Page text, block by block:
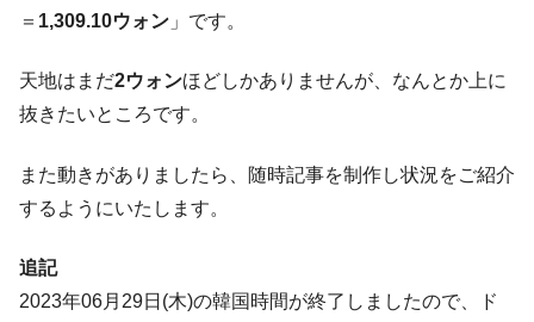
『Money1』
韓国鉄鋼最大手『POSCO』ズブズブ沈む。
『Money1』
米国下院「韓国の公務員個人をターゲット
にぶん殴る法案」提出！⇒ クーパン問題は合衆国企業に対
『Money1』
韓国ボンクラ政策室長･金容範、株価暴落に
他人事のような発言。
業績「史上最高益」当期純利益は前年同期比13.4倍に。
韓国･加徳島新国際空港「またも暗礁」の危
＝ 1,309.10ウォン 」です。
天地はまだ2ウォンほどしかありませんが、なんとか上に
抜きたいところです。
また動きがありましたら、随時記事を制作し状況をご紹介
するようにいたします。
追記
2023年06月29日(木)の韓国時間が終了しましたので、ド